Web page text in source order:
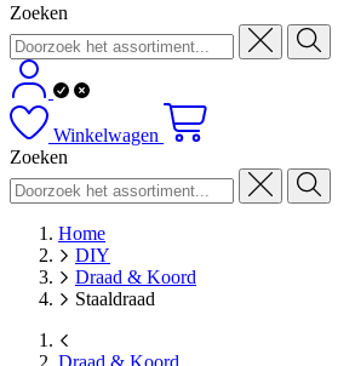
Zoeken
Winkelwagen
Zoeken
Home
DIY
Draad & Koord
Staaldraad
Draad & Koord